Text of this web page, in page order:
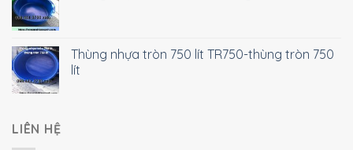
Thùng nhựa tròn 750 lít TR750-thùng tròn 750
lít
LIÊN HỆ